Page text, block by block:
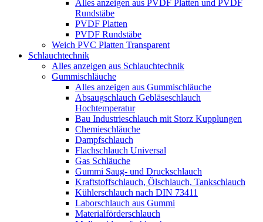
Alles anzeigen aus PVDF Platten und PVDF
Rundstäbe
PVDF Platten
PVDF Rundstäbe
Weich PVC Platten Transparent
Schlauchtechnik
Alles anzeigen aus Schlauchtechnik
Gummischläuche
Alles anzeigen aus Gummischläuche
Absaugschlauch Gebläseschlauch
Hochtemperatur
Bau Industrieschlauch mit Storz Kupplungen
Chemieschläuche
Dampfschlauch
Flachschlauch Universal
Gas Schläuche
Gummi Saug- und Druckschlauch
Kraftstoffschlauch, Ölschlauch, Tankschlauch
Kühlerschlauch nach DIN 73411
Laborschlauch aus Gummi
Materialförderschlauch